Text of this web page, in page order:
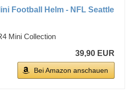
Football Helm - NFL Seattle
Mini Collection
39,90 EUR
Bei Amazon anschauen